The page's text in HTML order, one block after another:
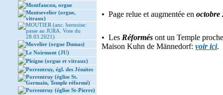
Montfaucon, orgue
Montsevelier (orgue,
vitraux)
MOUTIER (anc. bernoise:
passe au JURA. Vote du
28.03.2021)
Movelier (orgue Dumas)
Le Noirmont (JU)
Pleigne (orgue et vitraux)
Porrentruy, égl. des Jésuites
Porrentruy (église St.
Germain, Temple réformé)
Porrentruy (église St-Pierre)
• Page relue et augmentée en octobre
• Les Réformés ont un Temple
Maison Kuhn de Männedorf: voir ici.